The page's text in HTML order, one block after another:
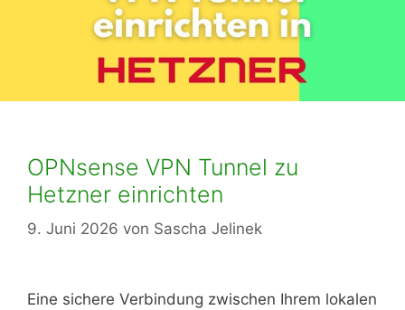
OPNsense VPN Tunnel zu
Hetzner einrichten
9. Juni 2026 von Sascha Jelinek
Eine sichere Verbindung zwischen Ihrem lokalen